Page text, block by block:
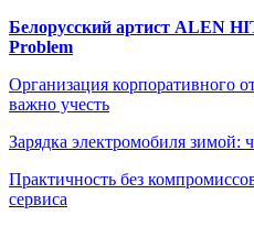
Белорусский артист ALEN
Problem
Организация корпоративного
важно учесть
Зарядка электромобиля зимой:
Практичность без
сервиса